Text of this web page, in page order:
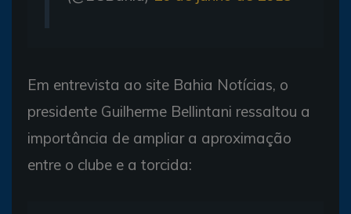
Em entrevista ao site Bahia Notícias, o
presidente Guilherme Bellintani ressaltou a
importância de ampliar a aproximação
entre o clube e a torcida: